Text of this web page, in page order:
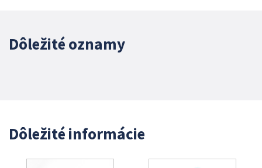
Dôležité oznamy
Dôležité informácie